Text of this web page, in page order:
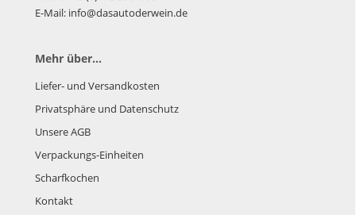
E-Mail: info@dasautoderwein.de
Mehr über...
Liefer- und Versandkosten
Privatsphäre und Datenschutz
Unsere AGB
Verpackungs-Einheiten
Scharfkochen
Kontakt